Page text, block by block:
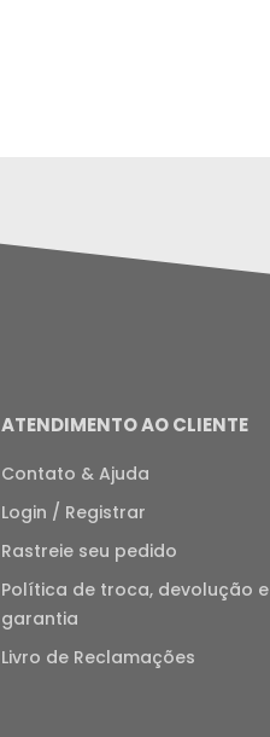
ATENDIMENTO AO CLIENTE
Contato & Ajuda
Login / Registrar
Rastreie seu pedido
Política de troca, devolução e
garantia
Livro de Reclamações